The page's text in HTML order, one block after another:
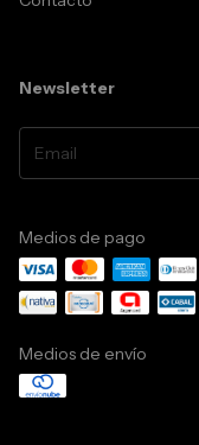
Newsletter
Medios de pago
Medios de envío